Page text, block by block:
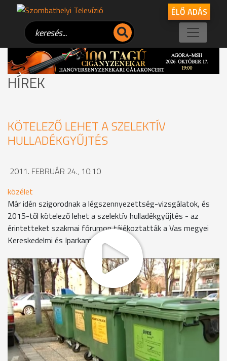
ÉLŐ ADÁS
HÍREK
KÖTELEZŐ LEHET A SZELEKTÍV
HULLADÉKGYŰJTÉS
2011. FEBRUÁR 24., 10:10
közélet
Már idén szigorodnak a légszennyezettség-vizsgálatok, és
2015-től kötelező lehet a szelektív hulladékgyűjtés - az
érintetteket szakmai fórumon tájékoztatták a Vas megyei
Kereskedelmi és Iparkamarában.
A környezetvédelmi szakelőadók a főként vállalkozásokat, de
a lakosságot is érintő levegőtisztasági és
hulladékgazdálkodási törvénymódosításokról számoltak be.
Jelenleg a háztartások nagy részénél ömlesztve, egy
konténerbe dobják a szemetet a lakók. A fajtánkénti
hulladékgyűjtés többnyire ma még csak ott működik, ahol
ilyen szelektív gyűjtősziget van. - Egy törvénytervezet
szerint néhány év múlva már nem lesz választható, hogy